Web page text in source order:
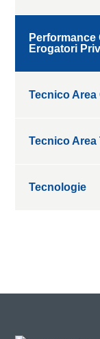
Performance
Erogatori
Tecnico Area
Tecnico Area
Tecnologie